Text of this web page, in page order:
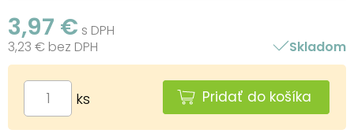
3,97 € s DPH
3,23 € bez DPH
Skladom
ks Pridať do košíka